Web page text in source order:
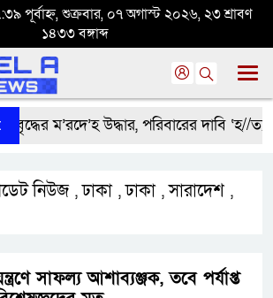
পূর্বাহ্ন, শুক্রবার, ০৭ অগাস্ট ২০২৬, ২৩ শ্রাবণ
১৪৩৩ বঙ্গাব্দ
ম’রদে’হ উদ্ধার, পরিবারের দাবি ‘হ//ত্যা’
নিউজ ,ঢাকা ,ঢাকা ,সারাদেশ ,
সাফল্য আশাব্যঞ্জক, তবে পর্যাপ্ত